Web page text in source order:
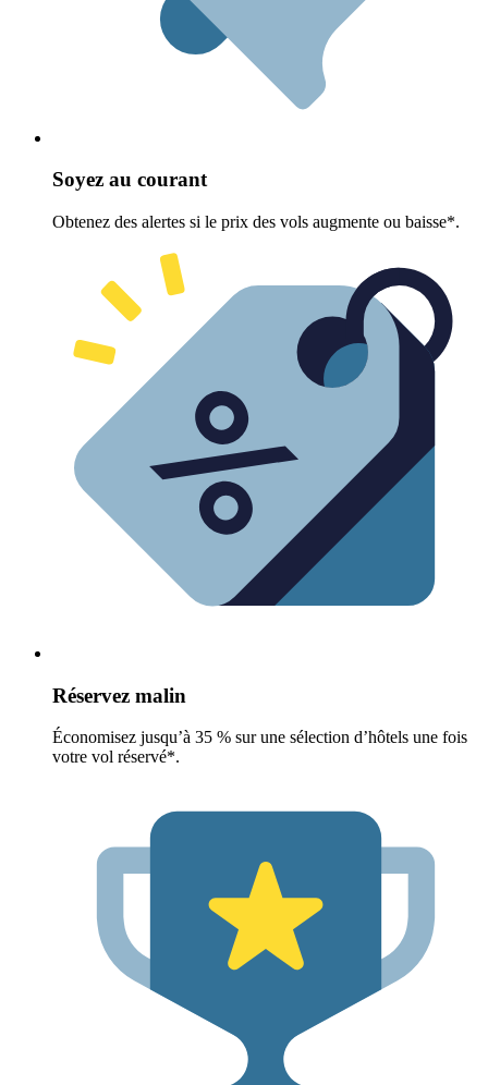
Soyez au courant
Obtenez des alertes si le prix des vols augmente ou baisse*.
Réservez malin
Économisez jusqu’à 35 % sur une sélection d’hôtels une fois
votre vol réservé*.